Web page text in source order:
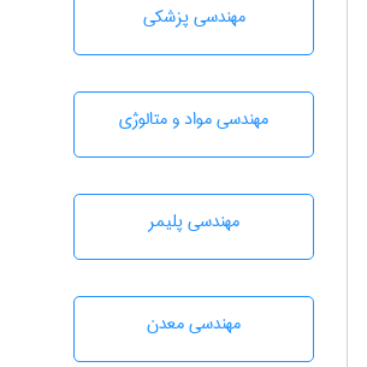
مهندسی پزشکی
مهندسی مواد و متالوژی
مهندسی پليمر
مهندسی معدن